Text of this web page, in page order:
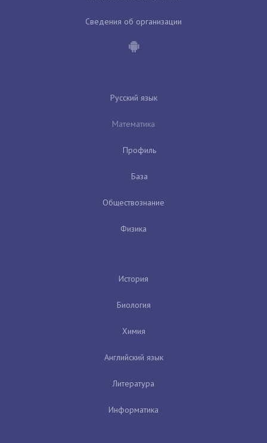
Сведения об организации
Русский язык
Математика
Профиль
База
Обществознание
Физика
История
Биология
Химия
Английский язык
Литература
Информатика